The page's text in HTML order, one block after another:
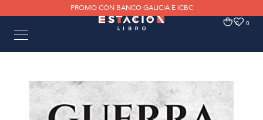
PROMO CON BANCO GALICIA E ICBC
0 0